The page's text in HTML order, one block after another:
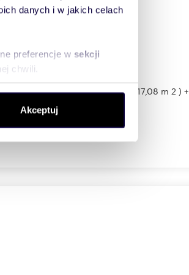
danych i w jakich celach
preferencje w sekcji
chwili.
społecznościowym,
od Ciebie lub
Akceptuj
124m 2 (w tym garaż 17,08 m 2 ) +